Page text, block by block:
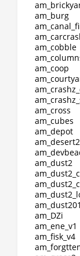
am_burg
am_cobble
am_coop
am_cross
am_cubes
am_depot
am_desert2
am_dust2
am_DZi
am_ene_v1
am_fisk_v4